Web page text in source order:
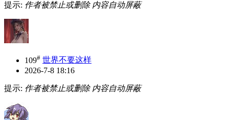
提示: 作者被禁止或删除 内容自动屏蔽
109# 世界不要这样
2026-7-8 18:16
提示: 作者被禁止或删除 内容自动屏蔽